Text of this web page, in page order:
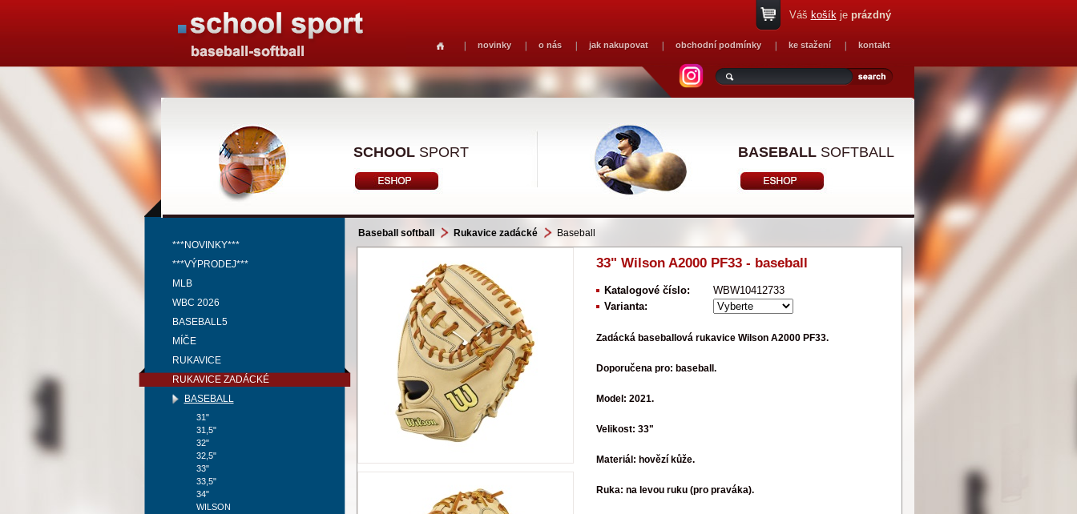
novinky o nás jak nakupovat obchodní podmínky ke stažení kontakt
Váš košíkje prázdný
SCHOOLSPORT BASEBALLSOFTBALL
***NOVINKY***
***VÝPRODEJ***
MLB
WBC 2026
BASEBALL5
MÍČE
RUKAVICE
RUKAVICE ZADÁCKÉ
BASEBALL
31"
31,5"
32"
32,5"
33"
33,5"
34"
WILSON
Baseball softball Rukavice zadácké Baseball
33" Wilson A2000 PF33 - baseball
Katalogové číslo:
WBW10412733
Varianta:
Zadácká baseballová rukavice Wilson A2000 PF33.
Doporučena pro: baseball.
Model: 2021.
Velikost: 33"
Materiál: hovězí kůže.
Ruka: na levou ruku (pro praváka).